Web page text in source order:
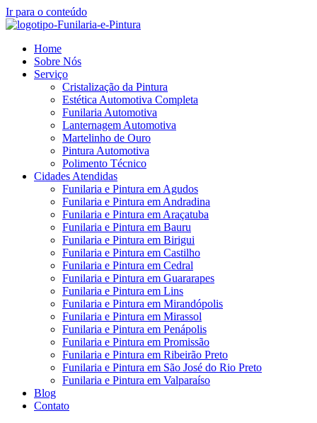
Ir para o conteúdo
Home
Sobre Nós
Serviço
Cristalização da Pintura
Estética Automotiva Completa
Funilaria Automotiva
Lanternagem Automotiva
Martelinho de Ouro
Pintura Automotiva
Polimento Técnico
Cidades Atendidas
Funilaria e Pintura em Agudos
Funilaria e Pintura em Andradina
Funilaria e Pintura em Araçatuba
Funilaria e Pintura em Bauru
Funilaria e Pintura em Birigui
Funilaria e Pintura em Castilho
Funilaria e Pintura em Cedral
Funilaria e Pintura em Guararapes
Funilaria e Pintura em Lins
Funilaria e Pintura em Mirandópolis
Funilaria e Pintura em Mirassol
Funilaria e Pintura em Penápolis
Funilaria e Pintura em Promissão
Funilaria e Pintura em Ribeirão Preto
Funilaria e Pintura em São José do Rio Preto
Funilaria e Pintura em Valparaíso
Blog
Contato